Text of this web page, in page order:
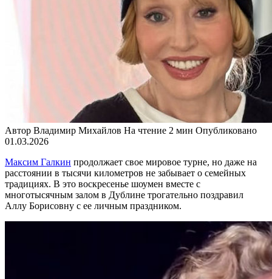
Автор Владимир Михайлов На чтение 2 мин Опубликовано
01.03.2026
Максим Галкин продолжает свое мировое турне, но даже на
расстоянии в тысячи километров не забывает о семейных
традициях. В это воскресенье шоумен вместе с
многотысячным залом в Дублине трогательно поздравил
Аллу Борисовну с ее личным праздником.